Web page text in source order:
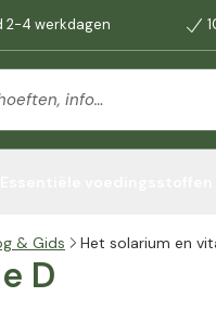
2-4 werkdagen
& Gids Het solarium en
D